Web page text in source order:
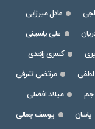
عادل میرزایی
علی یاسینی
کسری زاهدی
مرتضی اشرفی
جم
میلاد افضلی
یاسان
یوسف جمالی